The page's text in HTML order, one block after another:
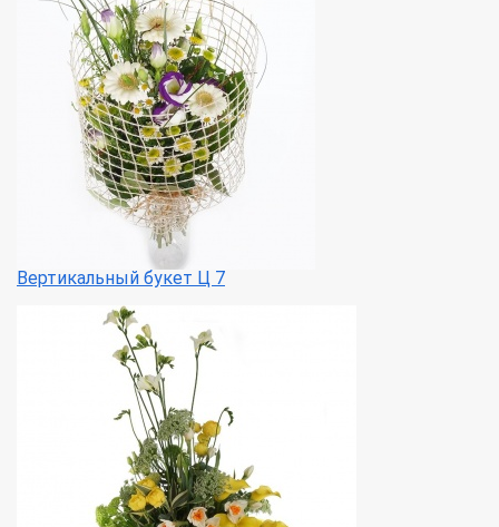
Вертикальный букет Ц 7